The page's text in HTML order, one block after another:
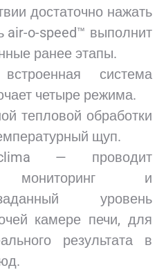
достаточно нажать
air-o-speed™ выполнит
ранее этапы.
система
четыре режима.
тепловой обработки
щуп.
— проводит
мониторинг и
уровень
камере печи, для
результата в